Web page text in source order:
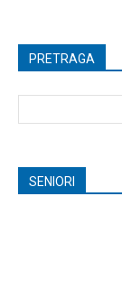
PRETRAGA
SENIORI